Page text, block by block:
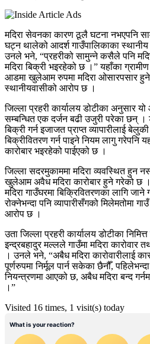
मदिरा सेवनका कारण ठूलै घटना नभएपनि
घट्न थालेको आदर्श गाउँपालिकाका स्थानीय
उनले भने, “प्रहरीको सामुन्ने कसैले पनि
मदिरा बिक्री भइरहेको छ ।” यहाँका
आडमा खुलेआम रुपमा मदिरा ओसारपसार हुने
स्थानीयवासीको आरोप छ ।
जिल्ला प्रहरी कार्यालय डोटीका अनुसार
सम्बन्धित एक दर्जन बढी उजुरी परेका छन् ।
बिक्री गर्न इजाजत प्राप्त व्यापारीलाई
बिक्रीवितरण गर्न पाइने नियम लागु गरेपनि
कारोबार भइरहेको पाईएको छ ।
जिल्ला सदरमुकाममा मदिरा व्यवस्थित हुन
खुलेआम अवैध मदिरा कारोबार हुने गरेको छ
मदिरा गाउँघरमा बिक्रिवितरणका लागि
रोक्नेभन्दा पनि व्यापारीसँगको मिलेमतोमा
आरोप छ ।
उता जिल्ला प्रहरी कार्यालय डोटीका
इन्द्रबहादुर मल्लले गाउँमा मदिरा कारोवार
। उनले भने, “अबैध मदिरा कारोवारीलाई
पूर्णरुपमा निर्मूल पार्न सकेका छैनौँ,
नियन्त्रणमा आएको छ, अबैध मदिरा बन्द
।”
Visited 16 times, 1 visit(s) today